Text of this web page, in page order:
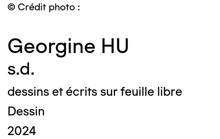
© Crédit photo :
Georgine HU
s.d.
dessins et écrits sur feuille libre
Dessin
2024